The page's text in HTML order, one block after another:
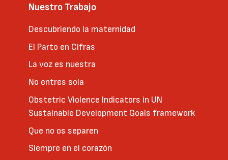
Nuestro Trabajo
Descubriendo la maternidad
El Parto en Cifras
La voz es nuestra
No entres sola
Obstetric Violence Indicators in UN
Sustainable Development Goals framework
Que no os separen
Siempre en el corazón